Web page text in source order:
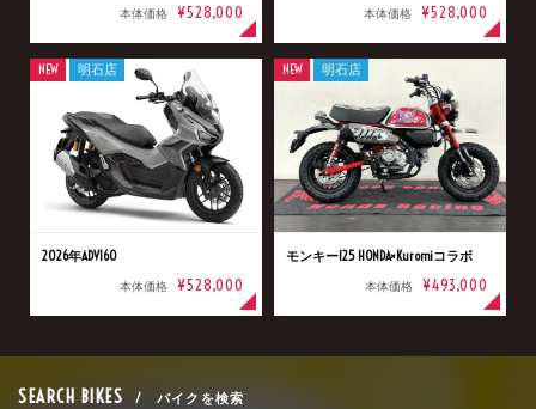
本体価格 ¥528,000 本体価格 ¥528,000
2026年ADV160
本体価格 ¥528,000
NEW 明石店
モンキー125 HONDA×Kuromiコラボ
本体価格 ¥493,000
NEW 明石店
SEARCH BIKES / バイクを検索